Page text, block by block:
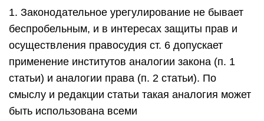
1. Законодательное урегулирование не бывает
беспробельным, и в интересах защиты прав и
осуществления правосудия ст. 6 допускает
применение институтов аналогии закона (п. 1
статьи) и аналогии права (п. 2 статьи). По
смыслу и редакции статьи такая аналогия может
быть использована всеми